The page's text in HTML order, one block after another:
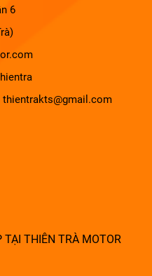
6
TẠI THIÊN TRÀ MOTOR